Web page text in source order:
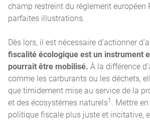
champ restreint du règlement européen
parfaites illustrations.
Dès lors, il est nécessaire d’actionner
fiscalité écologique est un instrument
pourrait être mobilisé. À la différence
comme les carburants ou les déchets,
que timidement mise au service de la
et des écosystèmes naturels1
. Mettre
politique fiscale plus juste et incitative,